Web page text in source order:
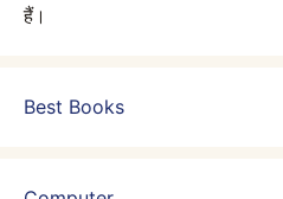
हैं।
Best Books